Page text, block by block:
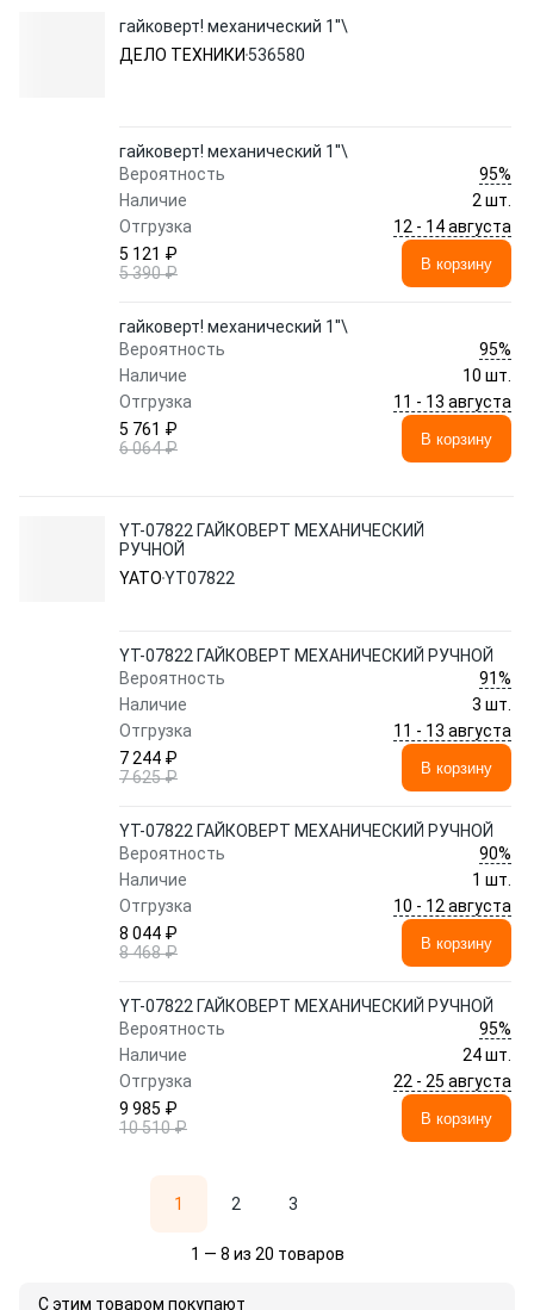
гайковерт! механический 1''\
ДЕЛО ТЕХНИКИ 536580
гайковерт! механический 1''\
Вероятность
95%
Наличие
2 шт.
Отгрузка
12 - 14 августа
5 121 ₽
5 390 ₽
В корзину
гайковерт! механический 1''\
Вероятность
95%
Наличие
10 шт.
Отгрузка
11 - 13 августа
5 761 ₽
6 064 ₽
В корзину
YT-07822 ГАЙКОВЕРТ МЕХАНИЧЕСКИЙ
РУЧНОЙ
YATOYT07822
YT-07822 ГАЙКОВЕРТ МЕХАНИЧЕСКИЙ РУЧНОЙ
Вероятность
91%
Наличие
3 шт.
Отгрузка
11 - 13 августа
7 244 ₽
7 625 ₽
В корзину
YT-07822 ГАЙКОВЕРТ МЕХАНИЧЕСКИЙ РУЧНОЙ
Вероятность
90%
Наличие
1 шт.
Отгрузка
10 - 12 августа
8 044 ₽
8 468 ₽
В корзину
YT-07822 ГАЙКОВЕРТ МЕХАНИЧЕСКИЙ РУЧНОЙ
Вероятность
95%
Наличие
24 шт.
Отгрузка
22 - 25 августа
9 985 ₽
10 510 ₽
В корзину
1 2 3
1 — 8 из 20 товаров
С этим товаром покупают